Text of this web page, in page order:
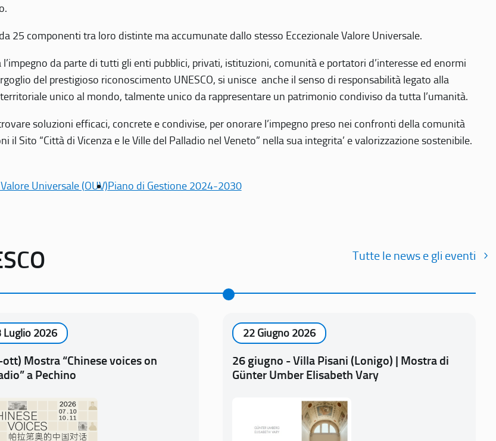
25 componenti tra loro distinte ma accumunate dallo stesso Eccezionale Valore Universale.
da parte di tutti gli enti pubblici, privati, istituzioni, comunità e portatori d’interesse ed enormi
del prestigioso riconoscimento UNESCO, si unisce anche il senso di responsabilità legato alla
unico al mondo, talmente unico da rappresentare un patrimonio condiviso da tutta l’umanità.
soluzioni efficaci, concrete e condivise, per onorare l’impegno preso nei confronti della comunità
Sito “Città di Vicenza e le Ville del Palladio nel Veneto” nella sua integrita’ e valorizzazione sostenibile.
Universale (OUV)Piano di Gestione 2024-2030
Tutte le news e gli eventi
Luglio 2026
Mostra “Chinese voices on
a Pechino
22 Giugno 2026
26 giugno - Villa Pisani (Lonigo) | Mostra di
Günter Umber Elisabeth Vary